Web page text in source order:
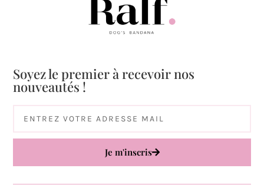
Soyez le premier à recevoir nos
nouveautés !
Je m'inscris